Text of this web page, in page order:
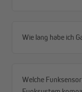
Wie lang habe ich
Welche